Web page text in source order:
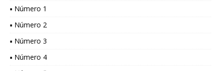
▪ Número 1
▪ Número 2
▪ Número 3
▪ Número 4